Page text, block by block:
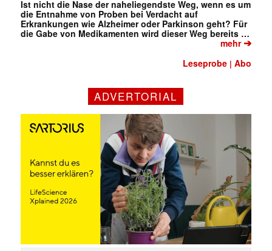
Ist nicht die Nase der naheliegendste Weg, wenn es um
die Entnahme von Proben bei Verdacht auf
Erkrankungen wie Alzheimer oder Parkinson geht? Für
die Gabe von Medikamenten wird dieser Weg bereits …
mehr➔
Leseprobe |Abo
ADVERTORIAL